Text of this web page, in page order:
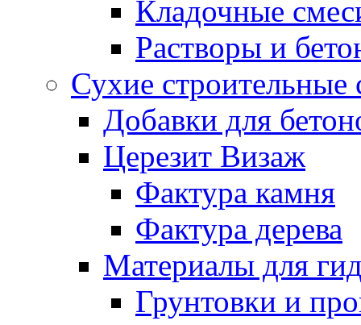
Кладочные
Растворы и
Сухие строительные
Добавки для
Церезит Визаж
Фактура камня
Фактура дерева
Материалы для
Грунтовки и